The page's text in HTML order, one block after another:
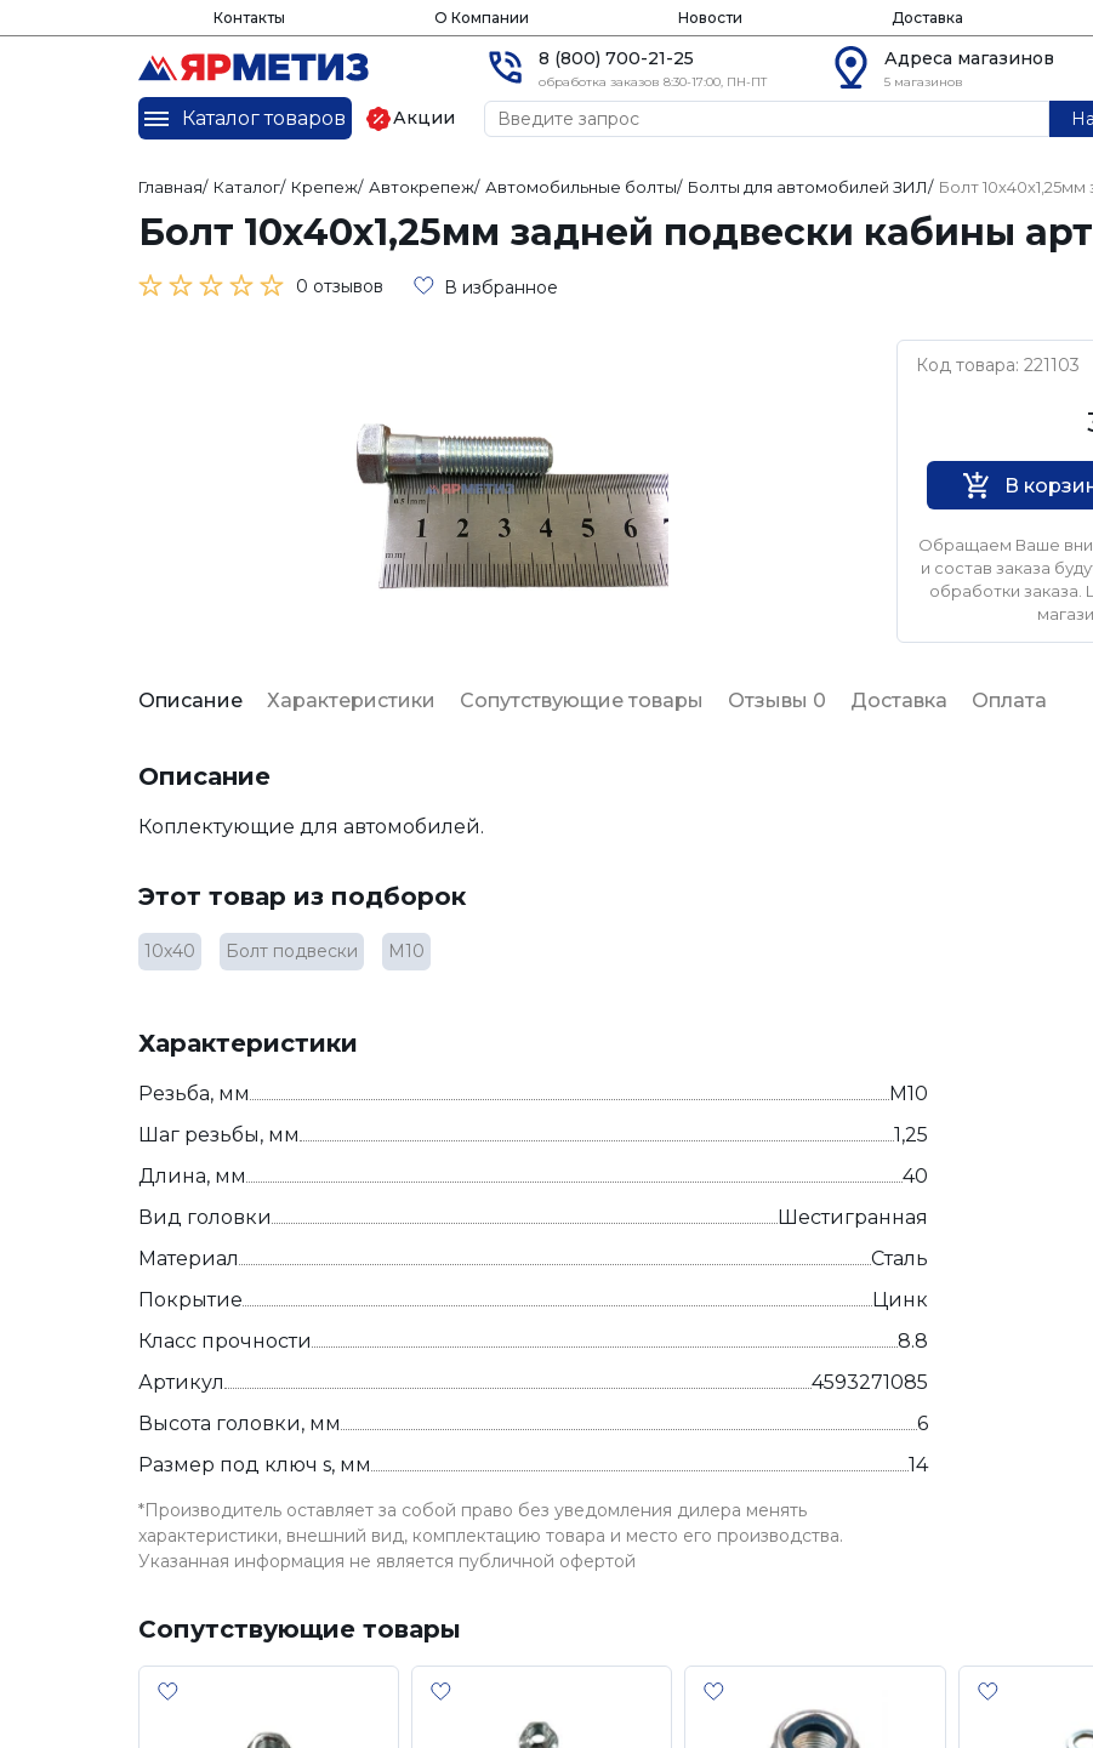
Контакты О Компании Новости Доставка
8 (800) 700-21-25
обработка заказов 8:30-17:00, ПН-ПТ
Адреса магазинов
5 магазинов
Каталог товаров Акции
Главная/ Каталог/ Крепеж/ Автокрепеж/ Автомобильные болты/ Болты для автомобилей ЗИЛ/ Болт
Болт 10х40х1,25мм задней подвески кабины
0 отзывов В избранное
Код товара: 221103
В
Обращаем Ваше
и состав заказа
обработки заказа.
Описание Характеристики Сопутствующие товары Отзывы 0 Доставка Оплата
Описание
Коплектующие для автомобилей.
Этот товар из подборок
10х40 Болт подвески М10
Характеристики
Резьба, мм
М10
Шаг резьбы, мм
1,25
Длина, мм
40
Вид головки
Шестигранная
Материал
Сталь
Покрытие
Цинк
Класс прочности
8.8
Артикул
4593271085
Высота головки, мм
6
Размер под ключ s, мм
14
*Производитель оставляет за собой право без уведомления дилера менять
характеристики, внешний вид, комплектацию товара и место его производства.
Указанная информация не является публичной офертой
Сопутствующие товары